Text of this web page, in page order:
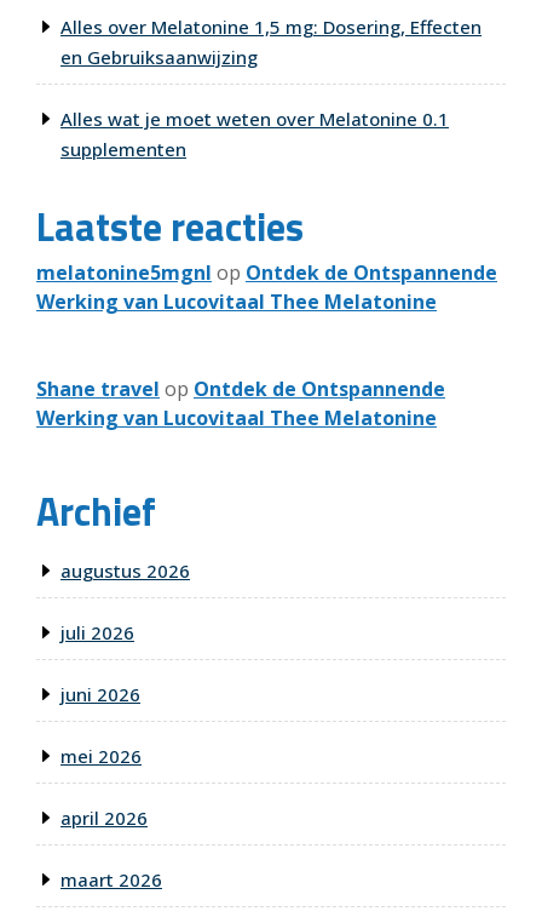
Alles over Melatonine 1,5 mg: Dosering, Effecten
en Gebruiksaanwijzing
Alles wat je moet weten over Melatonine 0.1
supplementen
Laatste reacties
melatonine5mgnl op Ontdek de Ontspannende
Werking van Lucovitaal Thee Melatonine
Shane travel op Ontdek de Ontspannende
Werking van Lucovitaal Thee Melatonine
Archief
augustus 2026
juli 2026
juni 2026
mei 2026
april 2026
maart 2026